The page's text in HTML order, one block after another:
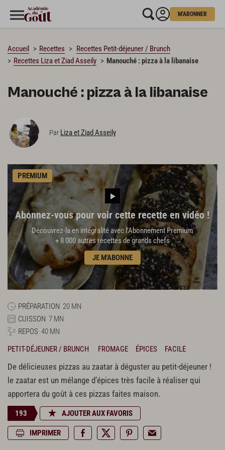
M'ABONNER
Accueil Recettes
Recettes Petit-déjeuner / Brunch
Recettes Liza et Ziad Asseily
Manouché : pizza à la libanaise
Manouché : pizza à la libanaise
Par Liza et Ziad Asseily
PREMIUM
Abonnez-vous pour voir cette recette en vidéo !
Découvrez-la en intégralité avec l'Abonnement Premium
+ 8 000 autres recettes de grands chefs
JE M'ABONNE
PRÉPARATION 20 MN
CUISSON 7 MN
REPOS 40 MN
PETIT-DÉJEUNER / BRUNCH
FROMAGE ÉPICES FACILE
De délicieuses pizzas au zaatar à déguster au petit-déjeuner !
le zaatar est un mélange d’épices très facile à réaliser qui
apportera du goût à ces pizzas faites maison.
193 AJOUTER AUX FAVORIS
IMPRIMER
CHARGEMENT…